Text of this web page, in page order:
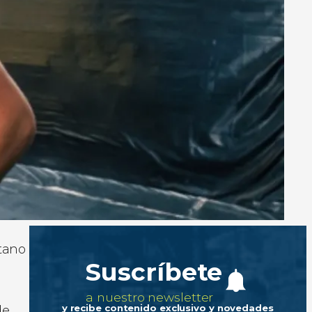
Suscríbete
a nuestro newsletter
y recibe contenido exclusivo y novedades